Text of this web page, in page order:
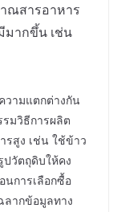
ณสารอาหาร
มากขึ้น เช่น
ามแตกต่างกัน
มวิธีการผลิต
สูง เช่น ใช้ข้าว
ปวัตถุดิบให้คง
การเลือกซื้อ
ากข้อมูลทาง